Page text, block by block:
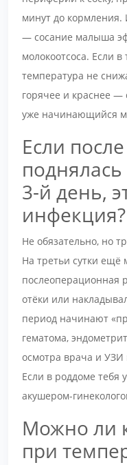
минут до кормления.
— сосание малыша
молокоотсоса. Если
температура не
горячее и краснее —
уже начинающийся
Если
3-й день,
инфекция?
Не обязательно, но
На третьи сутки ещё
послеоперационная
отёки или
период начинают
гематома,
осмотра врача и УЗИ
Если в роддоме тебя
акушером-
Можно ли
при